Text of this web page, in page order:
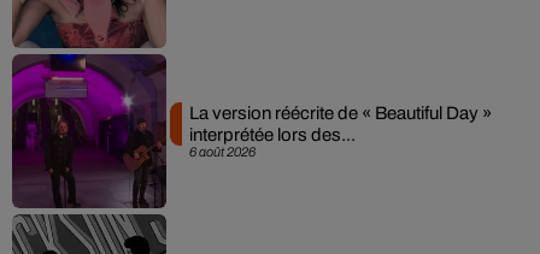
6 août 2026
La version réécrite de « Beautiful Day »
interprétée lors des...